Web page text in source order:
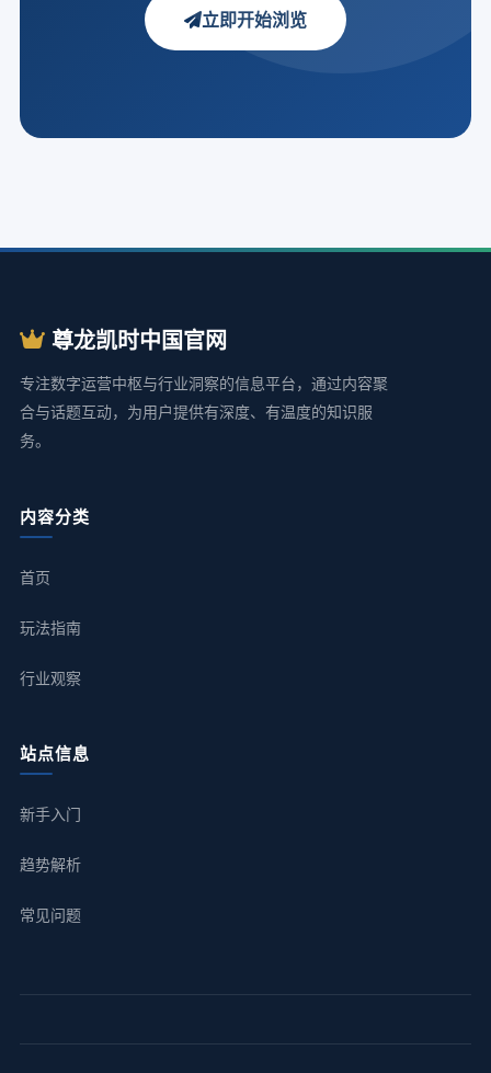
立即开始浏览
尊龙凯时中国官网
专注数字运营中枢与行业洞察的信息平台，通过内容聚
合与话题互动，为用户提供有深度、有温度的知识服
务。
内容分类
首页
玩法指南
行业观察
站点信息
新手入门
趋势解析
常见问题